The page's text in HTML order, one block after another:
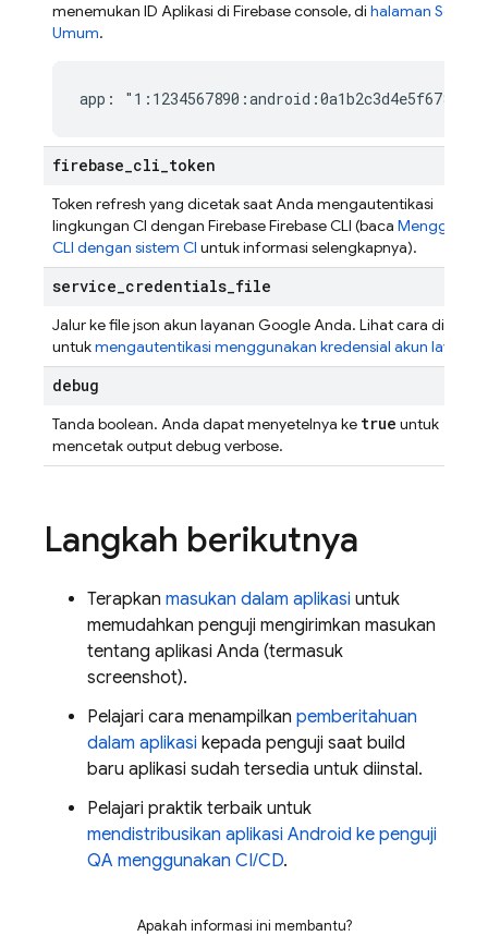
menemukan ID Aplikasi di Firebaseconsole, di halaman Setelan
Umum.
app: "1:1234567890:android:0a1b2c3d4e5f67890"
firebase_cli_token
Token refresh yang dicetak saat Anda mengautentikasi
lingkungan CI dengan FirebaseFirebaseCLI (baca
CLI dengan sistem CI untuk informasi selengkapnya).
service_credentials_file
Jalur ke file json akun layanan Google Anda. Lihat cara di atas
untukmengautentikasi menggunakan kredensial akun layanan
debug
Tanda boolean. Anda dapat menyetelnya ke true untuk
mencetak output debug verbose.
Langkah berikutnya
Terapkan masukan dalam aplikasi untuk
memudahkan penguji mengirimkan masukan
tentang aplikasi Anda (termasuk
screenshot).
Pelajari cara menampilkan pemberitahuan
dalam aplikasi kepada penguji saat build
baru aplikasi sudah tersedia untuk diinstal.
Pelajari praktik terbaik untuk
mendistribusikan aplikasi Android ke penguji
QA menggunakan CI/CD.
Apakah informasi ini membantu?